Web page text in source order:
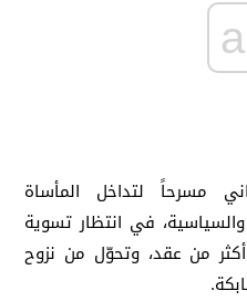
مسرحاً لتداخل المأساة
والسياسية، في انتظار تسوية
من عقد، وتحوّل من نزوح